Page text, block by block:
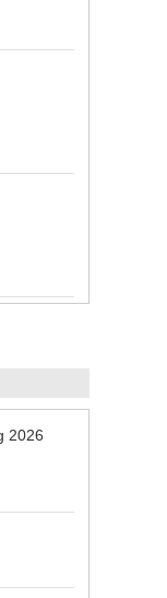
2026